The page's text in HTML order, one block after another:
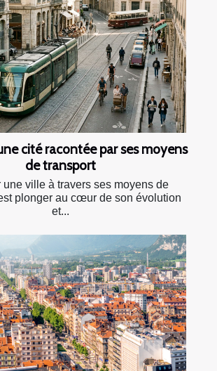
cité racontée par ses moyens
de transport
une ville à travers ses moyens de
plonger au cœur de son évolution
et...